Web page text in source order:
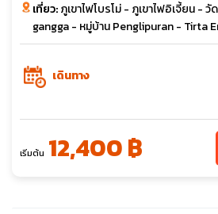
เที่ยว:ภูเขาไฟโบรโม่ - ภูเขาไฟอิเจี้ยน -
gangga - หมู่บ้าน Penglipuran - Tirta
เดินทาง
เริ่มต้น 12,400 ฿